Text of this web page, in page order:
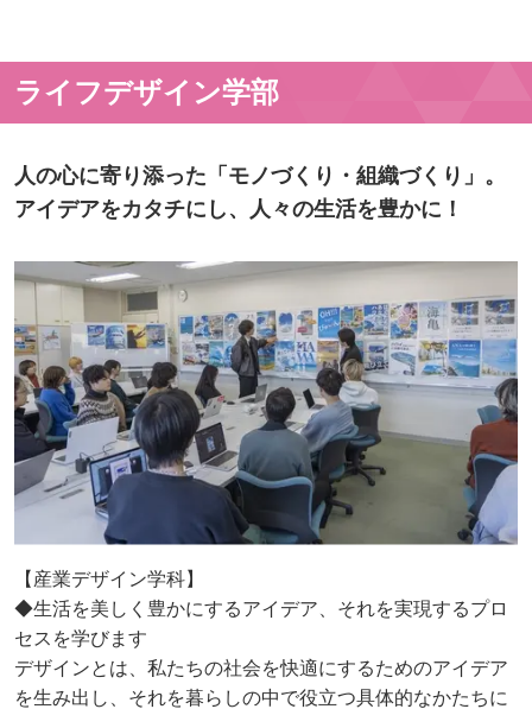
ライフデザイン学部
人の心に寄り添った「モノづくり・組織づくり」。
アイデアをカタチにし、人々の生活を豊かに！
【産業デザイン学科】
◆生活を美しく豊かにするアイデア、それを実現するプロ
セスを学びます
デザインとは、私たちの社会を快適にするためのアイデア
を生み出し、それを暮らしの中で役立つ具体的なかたちに